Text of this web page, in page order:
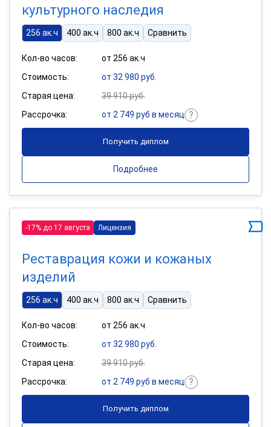
культурного наследия
256 ак.ч 400 ак.ч 800 ак.ч Сравнить
Кол-во часов:
от 256 ак.ч
Стоимость:
от 32 980 руб.
Старая цена:
39 910 руб.
Рассрочка:
от 2 749 руб в месяц
Получить диплом
Подробнее
-17% до 17 августа Лицензия
Реставрация кожи и кожаных
изделий
256 ак.ч 400 ак.ч 800 ак.ч Сравнить
Кол-во часов:
от 256 ак.ч
Стоимость:
от 32 980 руб.
Старая цена:
39 910 руб.
Рассрочка:
от 2 749 руб в месяц
Получить диплом